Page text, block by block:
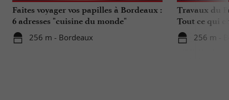
Faites voyager vos papilles à Bordeaux :
6 adresses "cuisine du monde"
256 m - Bordeaux
Travaux du
Tout ce qui
256 m -